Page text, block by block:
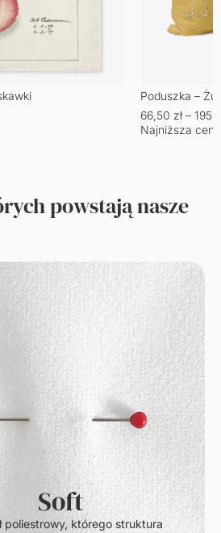
Poduszka –
66,50 zł –
Najniższa
powstają nasze
Soft
poliestrowy, którego struktura